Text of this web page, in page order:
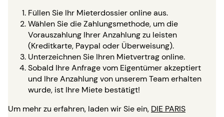
Füllen Sie Ihr Mieterdossier online aus.
Wählen Sie die Zahlungsmethode, um die
Vorauszahlung Ihrer Anzahlung zu leisten
(Kreditkarte, Paypal oder Überweisung).
Unterzeichnen Sie Ihren Mietvertrag online.
Sobald Ihre Anfrage vom Eigentümer akzeptiert
und Ihre Anzahlung von unserem Team erhalten
wurde, ist Ihre Miete bestätigt!
Um mehr zu erfahren, laden wir Sie ein, DIE PARIS